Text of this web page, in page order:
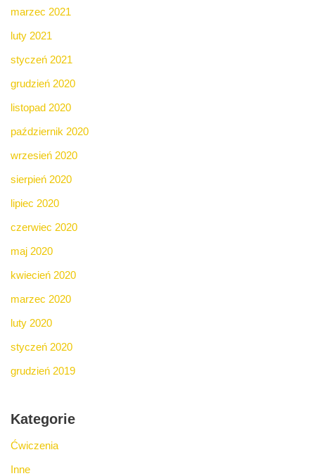
marzec 2021
luty 2021
styczeń 2021
grudzień 2020
listopad 2020
październik 2020
wrzesień 2020
sierpień 2020
lipiec 2020
czerwiec 2020
maj 2020
kwiecień 2020
marzec 2020
luty 2020
styczeń 2020
grudzień 2019
Kategorie
Ćwiczenia
Inne